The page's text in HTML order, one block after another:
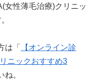
女性薄毛治療)クリニッ
は「
【オンライン診
ニックおすすめ3
ね。